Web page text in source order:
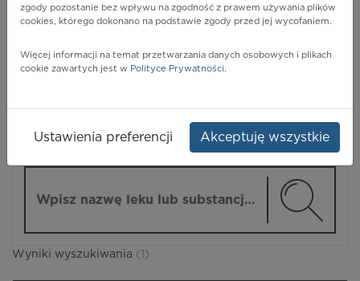
Pharmindex
Wyniki wyszukiwania (1)
zgody pozostanie bez wpływu na zgodność z prawem używania plików
cookies, którego dokonano na podstawie zgody przed jej wycofaniem.
Więcej informacji na temat przetwarzania danych osobowych i plikach
cookie zawartych jest w Polityce Prywatności.
Ustawienia preferencji Akceptuję wszystkie